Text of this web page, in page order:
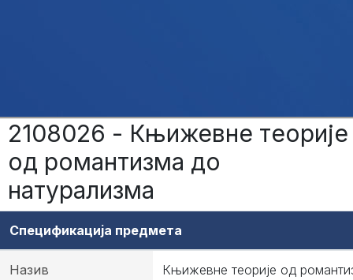
2108026 - Књижевне теорије
од романтизма до
натурализма
Спецификација предмета
Назив
Књижевне теорије од